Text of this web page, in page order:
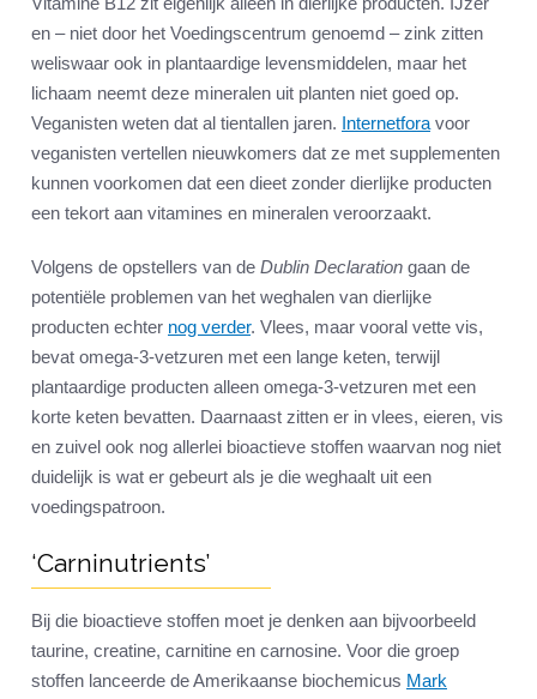
en – niet door het Voedingscentrum genoemd – zink zitten
weliswaar ook in plantaardige levensmiddelen, maar het
lichaam neemt deze mineralen uit planten niet goed op.
Veganisten weten dat al tientallen jaren. Internetfora voor
veganisten vertellen nieuwkomers dat ze met supplementen
kunnen voorkomen dat een dieet zonder dierlijke producten
een tekort aan vitamines en mineralen veroorzaakt.
Volgens de opstellers van de Dublin Declaration gaan de
potentiële problemen van het weghalen van dierlijke
producten echter nog verder. Vlees, maar vooral vette vis,
bevat omega-3-vetzuren met een lange keten, terwijl
plantaardige producten alleen omega-3-vetzuren met een
korte keten bevatten. Daarnaast zitten er in vlees, eieren, vis
en zuivel ook nog allerlei bioactieve stoffen waarvan nog niet
duidelijk is wat er gebeurt als je die weghaalt uit een
voedingspatroon.
‘Carninutrients’
Bij die bioactieve stoffen moet je denken aan bijvoorbeeld
taurine, creatine, carnitine en carnosine. Voor die groep
stoffen lanceerde de Amerikaanse biochemicus Mark